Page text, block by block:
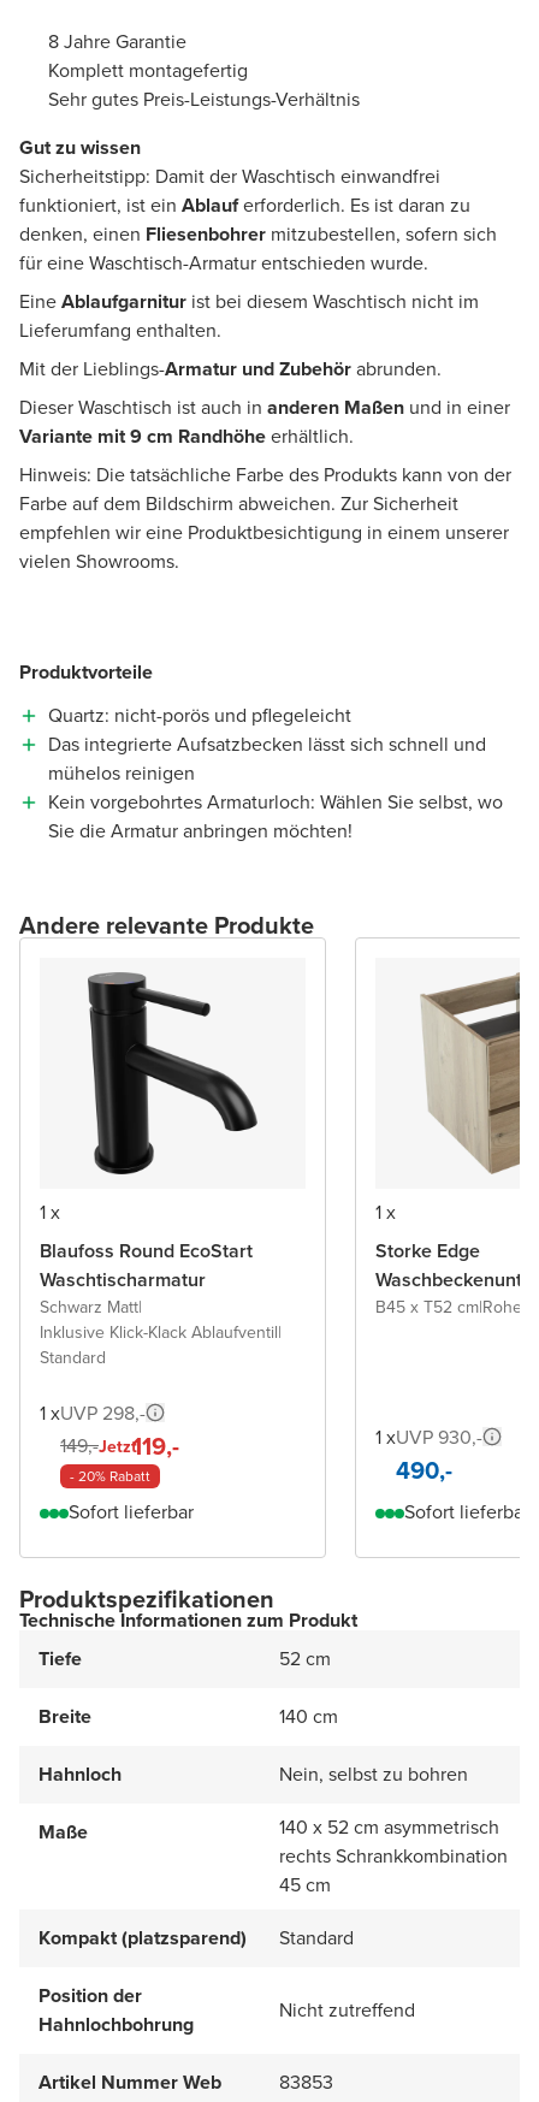
8 Jahre Garantie
Komplett montagefertig
Sehr gutes Preis-Leistungs-Verhältnis
Gut zu wissen
Sicherheitstipp: Damit der Waschtisch einwandfrei
funktioniert, ist ein Ablauferforderlich. Es ist daran zu
denken, einen Fliesenbohrer mitzubestellen, sofern sich
für eine Waschtisch-Armatur entschieden wurde.
EineAblaufgarnitur ist bei diesem Waschtisch nicht im
Lieferumfang enthalten.
Mit der Lieblings-Armatur und Zubehörabrunden.
Dieser Waschtisch ist auch in anderen Maßen und in einer
Variante mit 9 cm Randhöheerhältlich.
Hinweis: Die tatsächliche Farbe des Produkts kann von der
Farbe auf dem Bildschirm abweichen. Zur Sicherheit
empfehlen wir eine Produktbesichtigung in einem unserer
vielen Showrooms.
Produktvorteile
Quartz: nicht-porös und pflegeleicht
Das integrierte Aufsatzbecken lässt sich schnell und
mühelos reinigen
Kein vorgebohrtes Armaturloch: Wählen Sie selbst, wo
Sie die Armatur anbringen möchten!
Andere relevante Produkte
1 x
Blaufoss Round EcoStart
Waschtischarmatur
Schwarz Matt|
Inklusive Klick-Klack Ablaufventil|
Standard
1 xUVP 298,-
149,-Jetzt119,-
- 20% Rabatt
Sofort lieferbar
1 x
Storke Edge
B45 x T52 cm|Rohe
1 xUVP 930,-
490,-
Sofort lieferbar
Produktspezifikationen
Technische Informationen zum Produkt
Tiefe
52 cm
Breite 140 cm
Hahnloch Nein, selbst zu bohren
Maße
140 x 52 cm asymmetrisch
rechts Schrankkombination
45 cm
Kompakt (platzsparend)
Standard
Position der
Hahnlochbohrung
Nicht zutreffend
Artikel Nummer Web 83853